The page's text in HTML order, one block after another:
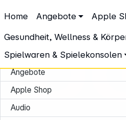
Home Angebote Apple
Gesundheit, Wellness &
Spielwaren & Spielekonsolen
Computer Sonstiges
Schutzfolien
Angebote
Apple Shop
Audio